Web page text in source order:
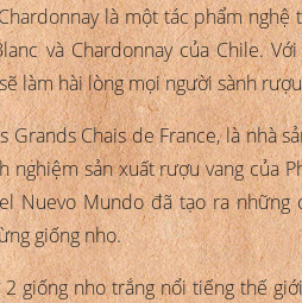
là một tác phẩm
và Chardonnay của Chile.
làm hài lòng mọi người sành
Chais de France, là nhà
sản xuất rượu vang của
Nuevo Mundo đã tạo ra những
giống nho.
giống nho trắng nổi tiếng thế